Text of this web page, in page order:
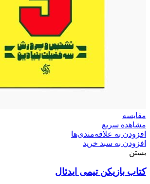
مقایسه
مشاهده سریع
افزودن به علاقه‌مندی‌ها
افزودن به سبد خرید
بستن
کتاب بازیکن تیمی ایدئال